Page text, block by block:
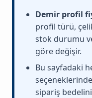
Demir profil
profil türü,
stok durumu
göre değişir.
Bu sayfadaki
seçeneklerinde
sipariş bedelini